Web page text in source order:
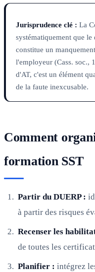
Jurisprudence clé : La
systématiquement que
constitue un
l'employeur (Cass. soc.,
d'AT, c'est un élément
de la faute inexcusable.
Comment
formation SST
Partir du DUERP :
à partir des risques
Recenser les
de toutes les
Planifier : intégrez